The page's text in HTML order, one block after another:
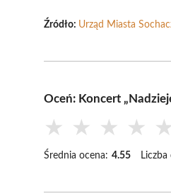
Źródło: Urząd Miasta
Oceń: Koncert
★ ★ ★ ★ ★
Średnia ocena: 4.55 Liczba